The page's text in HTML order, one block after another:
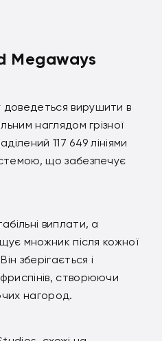
Megaways
вирушити в
наглядом грізної
117 649 лініями
що забезпечує
виплати, а
множник після кожної
зберігається і
створюючи
нагород.